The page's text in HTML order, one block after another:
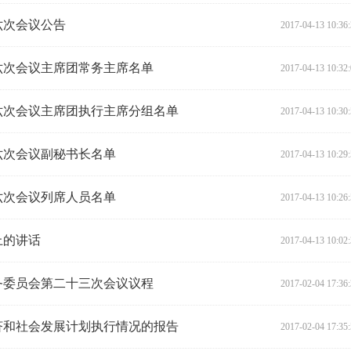
会议公告 2017-04-13
会议主席团常务主席名单 2017-04-13
会议主席团执行主席分组名单 2017-04-13
会议副秘书长名单 2017-04-13
会议列席人员名单 2017-04-13
的讲话 2017-04-13
员会第二十三次会议议程 2017-02-04
社会发展计划执行情况的报告 2017-02-04